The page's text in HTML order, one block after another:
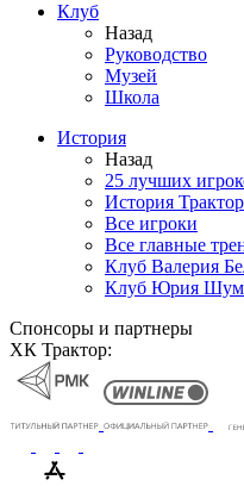
Клуб
Назад
Руководство
Музей
Школа
История
Назад
25 лучших
История
Все игроки
Все главные
Клуб Валерия
Клуб Юрия
Спонсоры и партнеры
ХК Трактор: